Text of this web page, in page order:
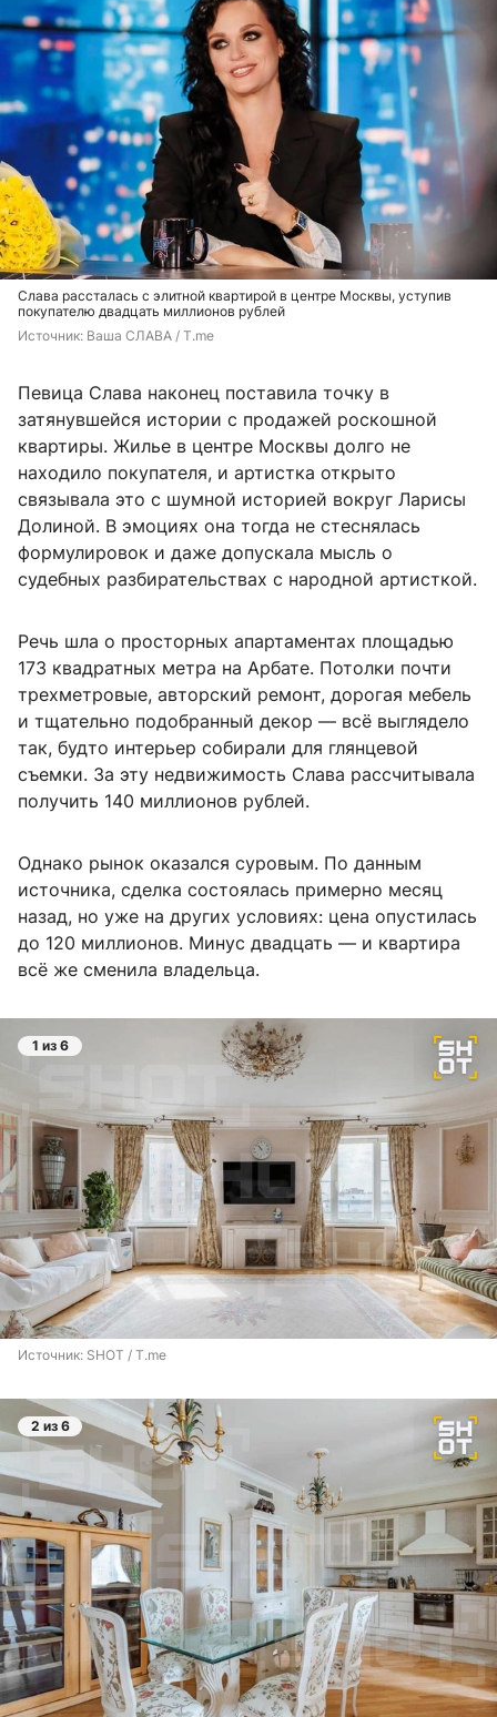
Слава рассталась с элитной квартирой в центре Москвы, уступив
покупателю двадцать миллионов рублей
Источник: Ваша СЛАВА / T.me
Певица Слава наконец поставила точку в
затянувшейся истории с продажей роскошной
квартиры. Жилье в центре Москвы долго не
находило покупателя, и артистка открыто
связывала это с шумной историей вокруг Ларисы
Долиной. В эмоциях она тогда не стеснялась
формулировок и даже допускала мысль о
судебных разбирательствах с народной артисткой.
Речь шла о просторных апартаментах площадью
173 квадратных метра на Арбате. Потолки почти
трехметровые, авторский ремонт, дорогая мебель
и тщательно подобранный декор — всё выглядело
так, будто интерьер собирали для глянцевой
съемки. За эту недвижимость Слава рассчитывала
получить 140 миллионов рублей.
Однако рынок оказался суровым. По данным
источника, сделка состоялась примерно месяц
назад, но уже на других условиях: цена опустилась
до 120 миллионов. Минус двадцать — и квартира
всё же сменила владельца.
1 из 6
Источник: SHOT / T.me
2 из 6